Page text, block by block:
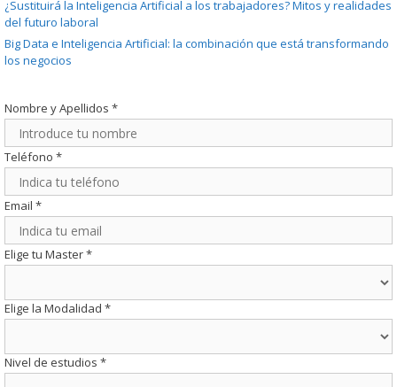
¿Sustituirá la Inteligencia Artificial a los trabajadores? Mitos y realidades
del futuro laboral
Big Data e Inteligencia Artificial: la combinación que está transformando
los negocios
Nombre y Apellidos *
Teléfono *
Email *
Elige tu Master*
Elige la Modalidad *
Nivel de estudios *